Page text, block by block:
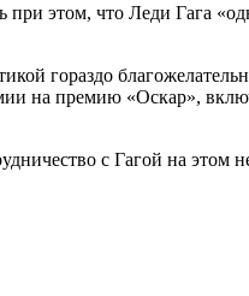
при этом, что Леди Гага
гораздо
на премию «Оскар»,
с Гагой на